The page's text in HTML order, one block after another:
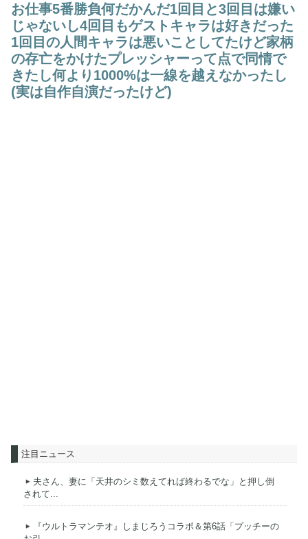
お仕事5番勝負何だかんだ1回目と3回目は嫌い
じゃないし4回目もゲストキャラは好きだった
1回目の人間キャラは悪いことしてたけど家柄
の存亡をかけたプレッシャーって点で同情で
きたし何より1000%は一線を越えなかったし
(実は自作自演だったけど)
注目ニュース
夫さん、妻に「天井のシミ数えてれば終わるでな」と押し倒
されて...
『ウルトラマンテオ』しまじろうコラボ＆第6話「プッチーの